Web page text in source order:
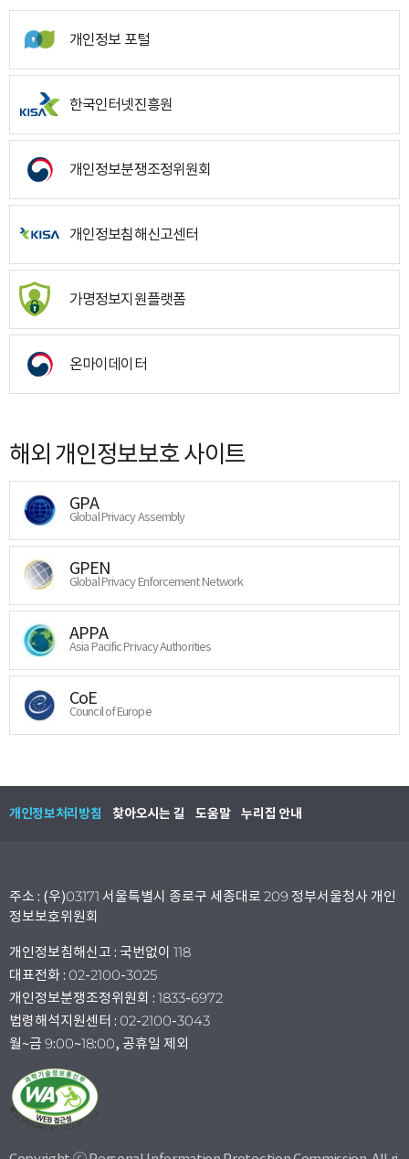
개인정보 포털
한국인터넷진흥원
개인정보분쟁조정위원회
개인정보침해신고센터
가명정보지원플랫폼
온마이데이터
해외 개인정보보호 사이트
GPA
Global Privacy Assembly
GPEN
Global Privacy Enforcement Network
APPA
Asia Pacific Privacy Authorities
CoE
Council of Europe
개인정보처리방침 찾아오시는 길 도움말 누리집 안내
주소 : (우)03171 서울특별시 종로구 세종대로 209 정부서울청사 개인
정보보호위원회
개인정보침해신고 : 국번없이 118
대표전화 : 02-2100-3025
개인정보분쟁조정위원회 : 1833-6972
법령해석지원센터 : 02-2100-3043
월~금 9:00~18:00, 공휴일 제외